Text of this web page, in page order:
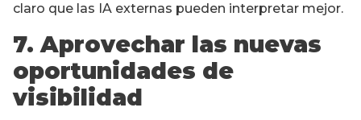
claro que las IA externas pueden interpretar mejor.
7. Aprovechar las nuevas
oportunidades de
visibilidad